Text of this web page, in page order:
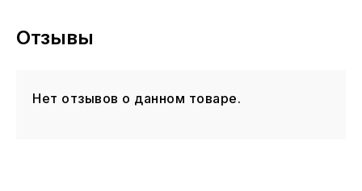
предназначению, но на полном воздушном баллоне.
Отзывы
Нет отзывов о данном товаре.